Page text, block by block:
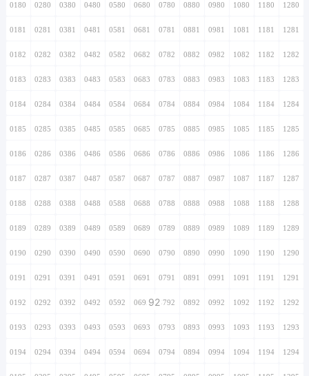
0180 0280 0380 0480 0580 0680 0780 0880 0980 1080 1180 1280
0181 0281 0381 0481 0581 0681 0781 0881 0981 1081 1181 1281
0182 0282 0382 0482 0582 0682 0782 0882 0982 1082 1182 1282
0183 0283 0383 0483 0583 0683 0783 0883 0983 1083 1183 1283
0184 0284 0384 0484 0584 0684 0784 0884 0984 1084 1184 1284
0185 0285 0385 0485 0585 0685 0785 0885 0985 1085 1185 1285
0186 0286 0386 0486 0586 0686 0786 0886 0986 1086 1186 1286
0187 0287 0387 0487 0587 0687 0787 0887 0987 1087 1187 1287
0188 0288 0388 0488 0588 0688 0788 0888 0988 1088 1188 1288
0189 0289 0389 0489 0589 0689 0789 0889 0989 1089 1189 1289
0190 0290 0390 0490 0590 0690 0790 0890 0990 1090 1190 1290
0191 0291 0391 0491 0591 0691 0791 0891 0991 1091 1191 1291
0192 0292 0392 0492 0592 0692920792 0892 0992 1092 1192 1292
0193 0293 0393 0493 0593 0693 0793 0893 0993 1093 1193 1293
0194 0294 0394 0494 0594 0694 0794 0894 0994 1094 1194 1294